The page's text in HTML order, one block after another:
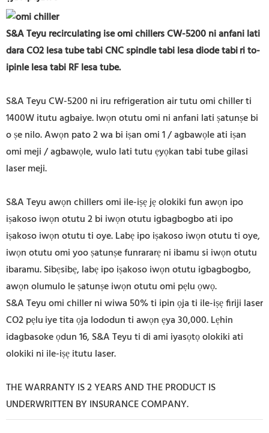
S&A Teyu recirculating ise omi chillers CW-5200 ni anfani lati
dara CO2 lesa tube tabi CNC spindle tabi lesa diode tabiri to-
ipinle lesa tabi RF lesa tube.
S&A Teyu CW-5200 ni iru refrigeration air tutu omi chiller ti
1400W itutu agbaiye. Iwọn otutu omi ni anfani lati ṣatunṣe bi
o ṣe nilo. Awọn pato 2 wa bi iṣan omi 1 / agbawọle ati iṣan
omi meji / agbawọle, wulo lati tutu ẹyọkan tabi tube gilasi
laser meji.
S&A Teyu awọn chillers omi ile-iṣẹ jẹ olokiki fun awọn ipo
iṣakoso iwọn otutu 2 bi iwọn otutu igbagbogbo ati ipo
iṣakoso iwọn otutu ti oye. Labẹ ipo iṣakoso iwọn otutu ti oye,
iwọn otutu omi yoo ṣatunṣe funrararẹ ni ibamu si iwọn otutu
ibaramu. Sibẹsibẹ, labẹ ipo iṣakoso iwọn otutu igbagbogbo,
awọn olumulo le ṣatunṣe iwọn otutu omi pẹlu ọwọ.
S&A Teyu omi chiller ni wiwa 50% ti ipin ọja ti ile-iṣẹ firiji laser
CO2 pẹluiye tita ọja lododun ti awọn ẹya 30,000. Lẹhin
idagbasoke ọdun 16, S&A Teyu ti di ami iyasọtọ olokiki ati
olokiki ni ile-iṣẹ itutu laser.
THE WARRANTY IS 2 YEARS AND THE PRODUCT IS
UNDERWRITTEN BY INSURANCE COMPANY.